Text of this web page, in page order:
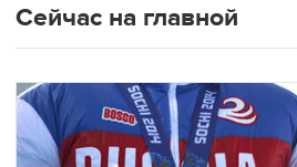
Сейчас на главной